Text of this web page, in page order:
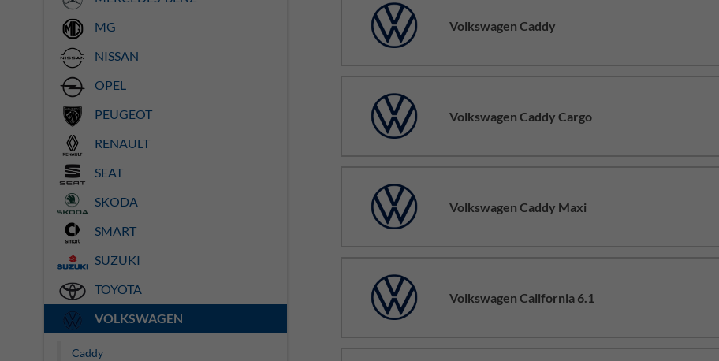
Volkswagen Caddy
Volkswagen Caddy Cargo
Volkswagen Caddy Maxi
Volkswagen California 6.1
MG
NISSAN
OPEL
PEUGEOT
RENAULT
SEAT
SKODA
SMART
SUZUKI
TOYOTA
VOLKSWAGEN
Caddy